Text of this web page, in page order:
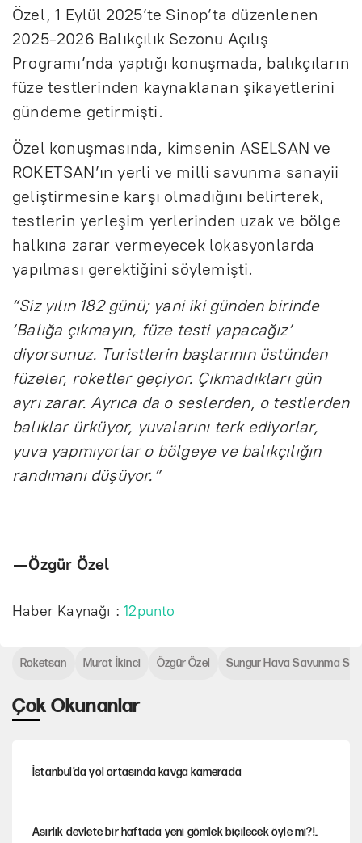
Özel, 1 Eylül 2025’te Sinop’ta düzenlenen
2025-2026 Balıkçılık Sezonu Açılış
Programı’nda yaptığı konuşmada, balıkçıların
füze testlerinden kaynaklanan şikayetlerini
gündeme getirmişti.
Özel konuşmasında, kimsenin ASELSAN ve
ROKETSAN’ın yerli ve milli savunma sanayii
geliştirmesine karşı olmadığını belirterek,
testlerin yerleşim yerlerinden uzak ve bölge
halkına zarar vermeyecek lokasyonlarda
yapılması gerektiğini söylemişti.
“Siz yılın 182 günü; yani iki günden birinde
‘Balığa çıkmayın, füze testi yapacağız’
diyorsunuz. Turistlerin başlarının üstünden
füzeler, roketler geçiyor. Çıkmadıkları gün
ayrı zarar. Ayrıca da o seslerden, o testlerden
balıklar ürküyor, yuvalarını terk ediyorlar,
yuva yapmıyorlar o bölgeye ve balıkçılığın
randımanı düşüyor.”
— Özgür Özel
Haber Kaynağı :12punto
Çok Okunanlar
İstanbul’da yol ortasında kavga kamerada
Asırlık devlete bir haftada yeni gömlek biçilecek öyle mi?!..
Roketsan Murat İkinci Özgür Özel Sungur Hava Savunma